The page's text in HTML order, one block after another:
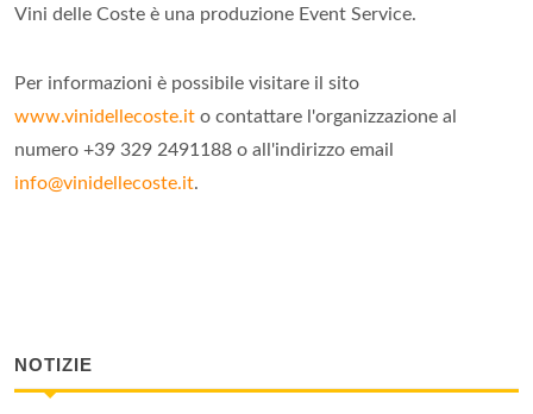
Vini delle Coste è una produzione Event Service.
Per informazioni è possibile visitare il sito
www.vinidellecoste.it o contattare l'organizzazione al
numero +39 329 2491188 o all'indirizzo email
info@vinidellecoste.it.
NOTIZIE